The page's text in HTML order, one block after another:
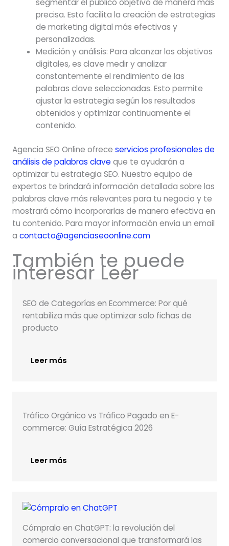
segmentar el público objetivo de manera más
precisa. Esto facilita la creación de estrategias
de marketing digital más efectivas y
personalizadas.
Medición y análisis: Para alcanzar los objetivos
digitales, es clave medir y analizar
constantemente el rendimiento de las
palabras clave seleccionadas. Esto permite
ajustar la estrategia según los resultados
obtenidos y optimizar continuamente el
contenido.
Agencia SEO Online ofrece servicios profesionales de
análisis de palabras claveque te ayudarán a
optimizar tu estrategia SEO. Nuestro equipo de
expertos te brindará información detallada sobre las
palabras clave más relevantes para tu negocio y te
mostrará cómo incorporarlas de manera efectiva en
tu contenido. Para mayor información envia un email
a contacto@agenciaseoonline.com
También te puede
interesar Leer
SEO de Categorías en Ecommerce: Por qué
rentabiliza más que optimizar solo fichas de
producto
Leer más
Tráfico Orgánico vs Tráfico Pagado en E-
commerce: Guía Estratégica 2026
Leer más
Cómpralo en ChatGPT: la revolución del
comercio conversacional que transformará las